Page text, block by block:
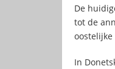
De
tot de
oostelijke
In